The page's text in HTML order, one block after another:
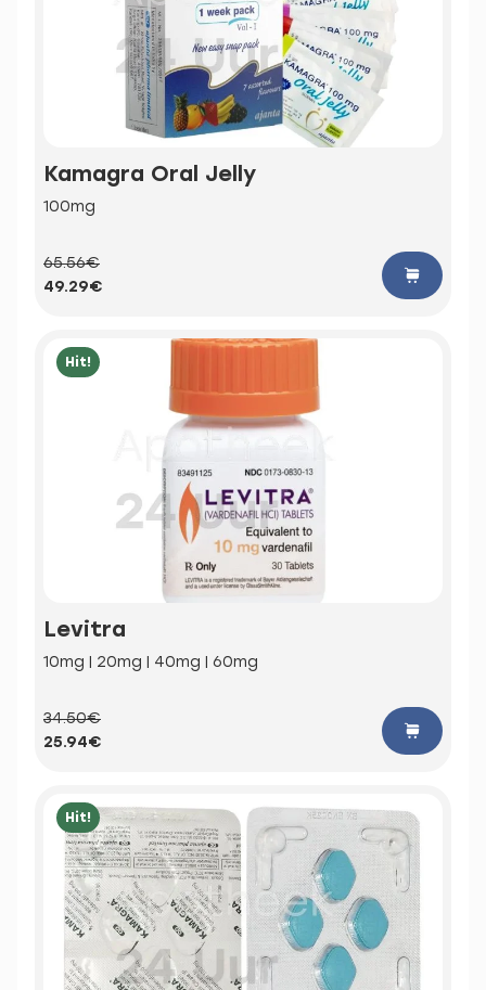
Kamagra Oral Jelly
100mg
65.56€
49.29€
Hit!
Levitra
10mg | 20mg | 40mg | 60mg
34.50€
25.94€
Hit!